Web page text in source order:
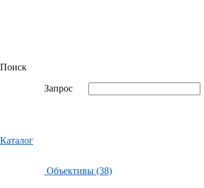
Поиск
Запрос
Каталог
Объективы (38)